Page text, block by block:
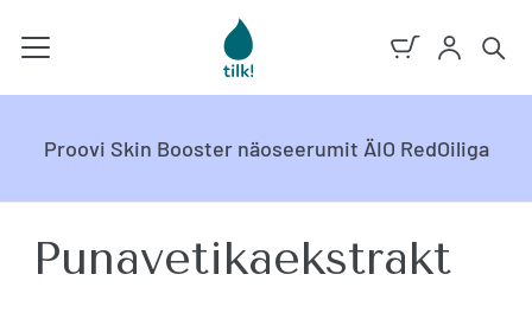
Proovi Skin Booster näoseerumit ÄIO RedOiliga
Punavetikaekstrakt